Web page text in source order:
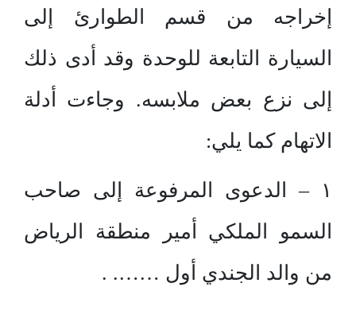
إخراجه من قسم الطوارئ إلى
السيارة التابعة للوحدة وقد أدى ذلك
إلى نزع بعض ملابسه. وجاءت أدلة
الاتهام كما يلي:
١ – الدعوى المرفوعة إلى صاحب
السمو الملكي أمير منطقة الرياض
من والد الجندي أول ……. .